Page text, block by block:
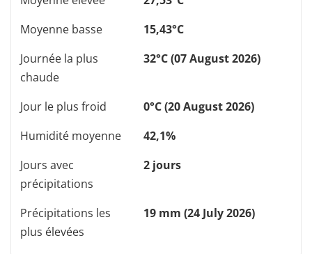
Moyenne basse
15,43°C
Journée la plus
chaude
32°C (07 August 2026)
Jour le plus froid
0°C (20 August 2026)
Humidité moyenne
42,1%
Jours avec
précipitations
2 jours
Précipitations les
plus élevées
19 mm (24 July 2026)